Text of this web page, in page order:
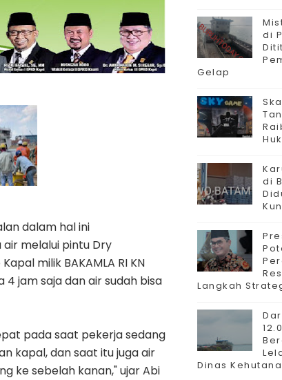
dalam hal ini
melalui pintu Dry
milik BAKAMLA RI KN
jam saja dan air sudah bisa
pada saat pekerja sedang
kapal, dan saat itu juga air
ke sebelah kanan," ujar Abi
di
Gelap
di
Langkah
Dinas